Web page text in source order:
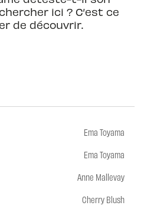
ici ? C’est ce
de découvrir.
Ema Toyama
Ema Toyama
Anne Mallevay
Cherry Blush